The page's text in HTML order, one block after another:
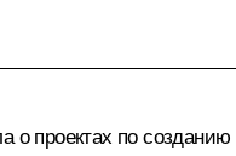
о проектах по